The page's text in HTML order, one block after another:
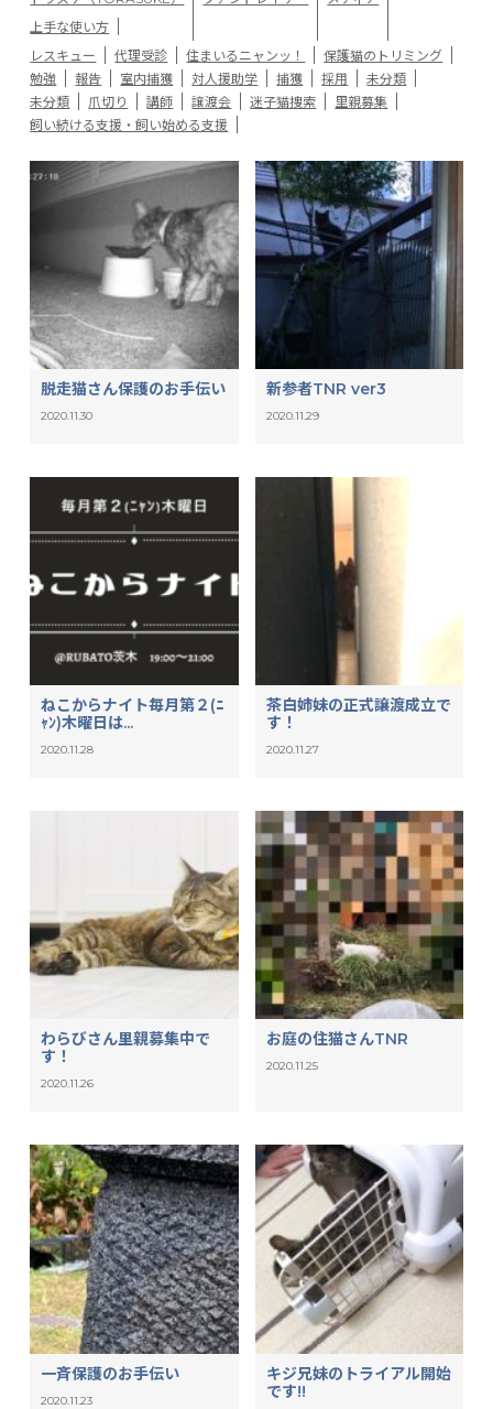
上手な使い方
レスキュー 代理受診 住まいるニャンッ！
保護猫のトリミング
勉強
報告 室内捕獲 対人援助学 捕獲 採用
未分類
未分類
爪切り 講師 譲渡会 迷子猫捜索
里親募集
飼い続ける支援・飼い始める支援
脱走猫さん保護のお手伝い
2020.11.30
新参者TNR ver3
2020.11.29
ねこからナイト毎月第２(ﾆ
ｬﾝ)木曜日は...
2020.11.28
茶白姉妹の正式譲渡成立で
す！
2020.11.27
わらびさん里親募集中で
す！
2020.11.26
お庭の住猫さんTNR
2020.11.25
一斉保護のお手伝い
2020.11.23
キジ兄妹のトライアル開始
です!!